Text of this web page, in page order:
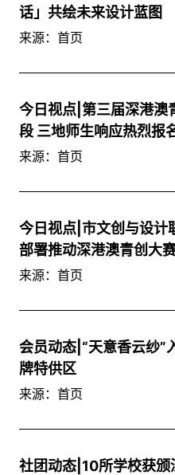
话」共绘未来设计蓝图
来源：首页
今日视点|第三届深港澳
段 三地师生响应热烈报
来源：首页
今日视点|市文创与设计
部署推动深港澳青创大
来源：首页
会员动态|“天意香云纱”
牌特供区
来源：首页
社团动态|10所学校获